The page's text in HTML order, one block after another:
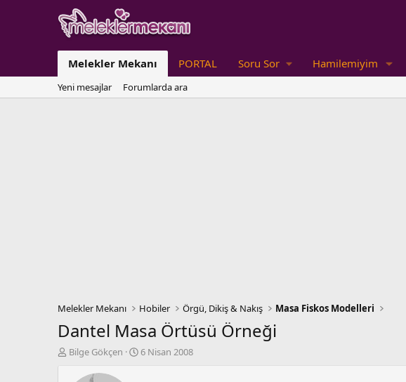
Melekler Mekanı PORTAL Soru Sor Hamilemiyim
Yeni mesajlar Forumlarda ara
Melekler Mekanı Hobiler Örgü, Dikiş & Nakış Masa Fiskos Modelleri
Dantel Masa Örtüsü Örneği
K
Bilge Gökçen
B
6 Nisan 2008